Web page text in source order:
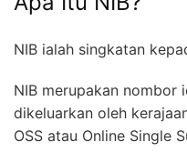
NIB ialah singkatan
NIB merupakan nombor
dikeluarkan oleh
OSS atau Online Single